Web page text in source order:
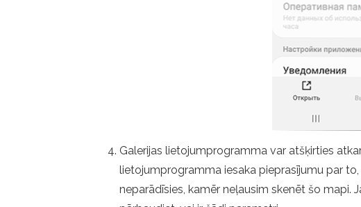
Galerijas lietojumprogramma var atšķirties
lietojumprogramma iesaka pieprasījumu par
neparādīsies, kamēr neļausim skenēt šo mapi.